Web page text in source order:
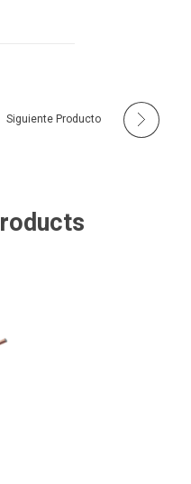
Siguiente Producto